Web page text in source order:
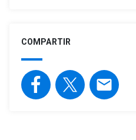
COMPARTIR
email